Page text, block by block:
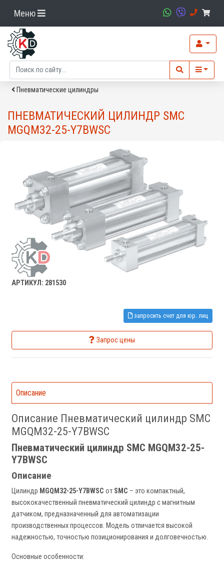
Меню
Пневматические цилиндры
ПНЕВМАТИЧЕСКИЙ ЦИЛИНДР SMC
MGQM32-25-Y7BWSC
АРТИКУЛ: 281530
запросить счет для юр. лиц
Запрос цены
Описание
Описание Пневматический цилиндр SMC
MGQM32-25-Y7BWSC
Пневматический цилиндр SMC MGQM32-25-
Y7BWSC
Описание
Цилиндр MGQM32-25-Y7BWSC от SMC – это компактный,
высококачественный пневматический цилиндр с магнитным
датчиком, предназначенный для автоматизации
производственных процессов. Модель отличается высокой
надежностью, точностью позиционирования и долговечностью.
Основные особенности: